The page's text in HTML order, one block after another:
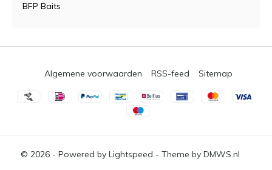
BFP Baits
© 2026 - Powered by Lightspeed - Theme by DMWS.nl
Algemene voorwaarden RSS-feed Sitemap